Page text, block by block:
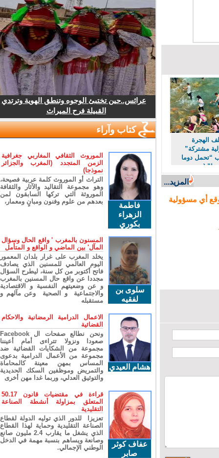
الهجرة
مشتركة”
دوما
(مصدر
المزيد...
أي مسؤولية
عرائس..حين تختبئ الوجوه وتنطق الهوية وترتدي
القبيلة فرح الميراث
كتاب وآراء
فاطمة
الزهراء
بكوري
الموروث الثقافي المغاربي جغرافية
الزمن المتجدد (المغرب والجزائر
نموذجا)
التراث أو الموروث كلمة عربية فصيحة،
وهو مجموعة التقاليد والآثار والثقافة
الموروثة التي تركها السابقون لمن
بعدهم من علوم وفنون ومبانٍ ومعمار،
سلوى بن
لفقيه
المسنون بالمغرب ' واقع الحال وسؤال
المآل' بين الماضي و الواقع و المتأمل
يخلد المغرب على غرار بلدان المعمور
اليوم العالمي للمسنين الذي يصادف
فاتح أكتوبر من كل سنة، ليطرح السؤال
مجددا عن واقع حال المسنين بالمغرب
و عن وضعيتهم النفسية و الاقتصادية
والاجتماعية و الصحية وعن مآلهم و
مستقبله
هشام العيدي
الاعمال الدرامية الرمضانية والاحكام
القضائية
ونحن نطالع صفحات ال Facebook
صعودا ونزولا تتراءى أمام أعيننا
مجموعة من الشكايات القضائية ضد
مجموعة من الأعمال الدرامية بدعوى
المساس بمهن معينة كالمحاماة
والتمريض وموظفين السكك الحديدية
والتوثيق العدلي، وربما غدا مهن أخرى
عفاف كوثر
صابر
قراءة في مقتضيات قانون 50.17
المتعلق بمزاولة أنشطة الصناعة
التقليدية
تعزيزا للدور الذي توليه الدولة لقطاع
الصناعة التقليدية وحماية لهذا القطاع
الذي يشغل ما يقارب 2.4 مليون صانع
وصانعة ويساهم بنسبة مهمة في الدخل
الوطني الإجمالي.